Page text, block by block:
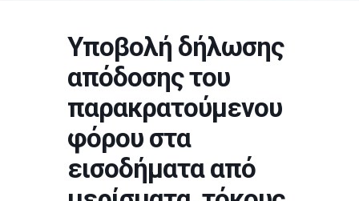
Υποβολή δήλωσης
απόδοσης του
παρακρατούμενου
φόρου στα
εισοδήματα από